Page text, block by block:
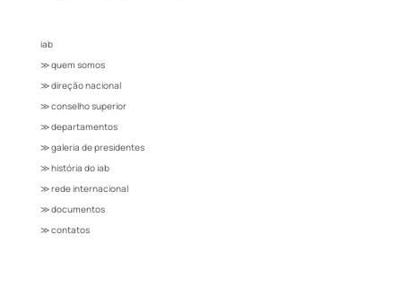
iab
≫ quem somos
≫ direção nacional
≫ conselho superior
≫ departamentos
≫ galeria de presidentes
≫ história do iab
≫ rede internacional
≫ documentos
≫ contatos